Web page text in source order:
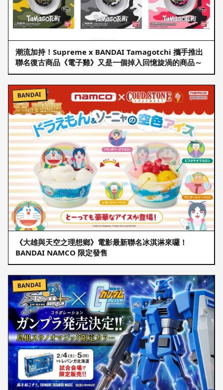
潮流加持！Supreme x BANDAI Tamagotchi 攜手推出
聯名復古商品《電子雞》又是一個掉入回憶旋渦的商品～
BANDAI
《大雄與天空之理想鄉》電影最新聯名冰淇淋來囉！
BANDAI NAMCO 限定發售
BANDAI